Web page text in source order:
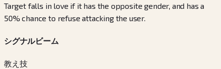
Target falls in love if it has the opposite gender, and has a
50% chance to refuse attacking the user.
シグナルビーム
教え技